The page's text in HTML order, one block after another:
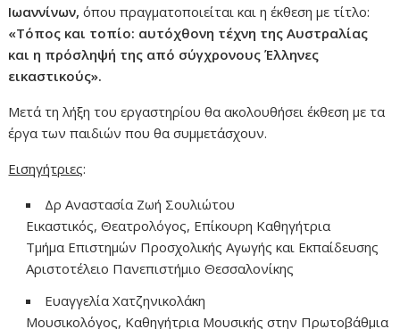
Ιωαννίνων, όπου πραγματοποιείται και η έκθεση με τίτλο:
«Τόπος και τοπίο: αυτόχθονη τέχνη της Αυστραλίας
και η πρόσληψή της από σύγχρονους Έλληνες
εικαστικούς».
Μετά τη λήξη του εργαστηρίου θα ακολουθήσει έκθεση με τα
έργα των παιδιών που θα συμμετάσχουν.
Εισηγήτριες:
Δρ Αναστασία Ζωή Σουλιώτου
Εικαστικός, Θεατρολόγος, Επίκουρη Καθηγήτρια
Τμήμα Επιστημών Προσχολικής Αγωγής και Εκπαίδευσης
Αριστοτέλειο Πανεπιστήμιο Θεσσαλονίκης
Ευαγγελία Χατζηνικολάκη
Μουσικολόγος, Καθηγήτρια Μουσικής στην Πρωτοβάθμια